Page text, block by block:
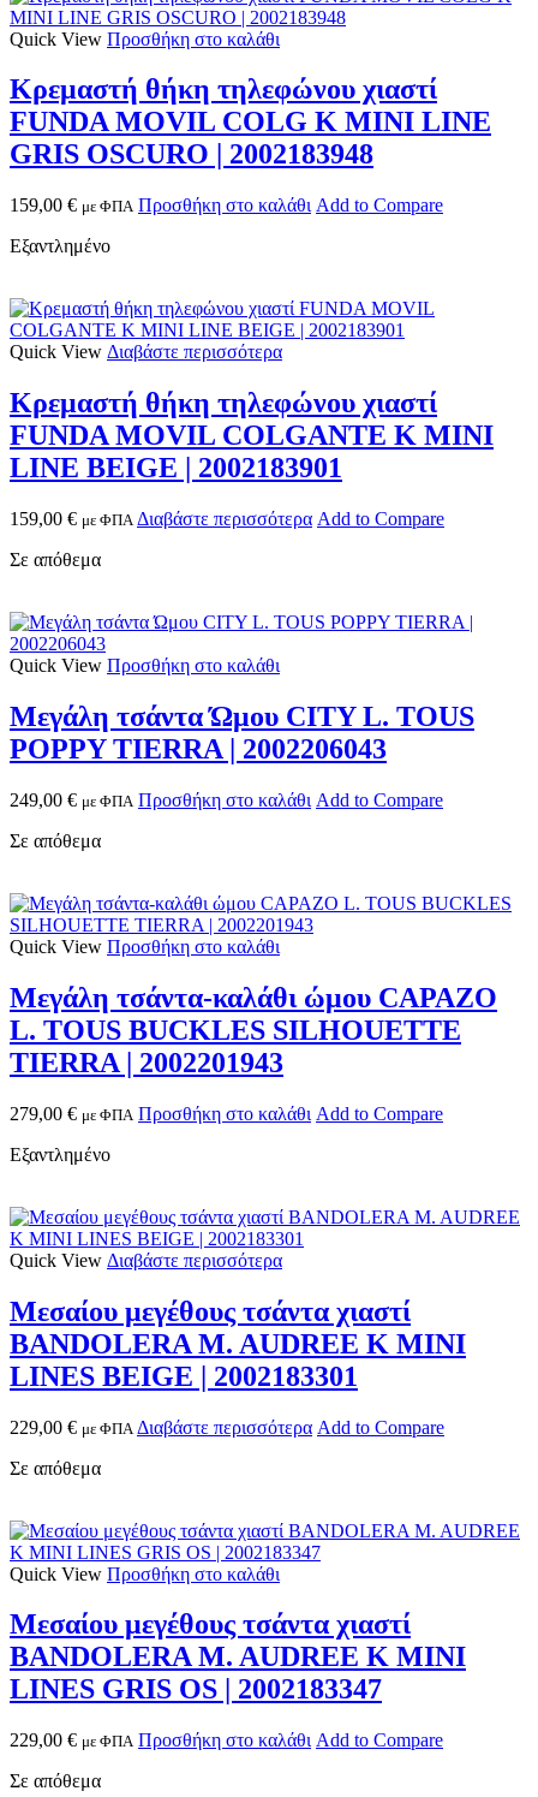
Quick View Προσθήκη στο καλάθι
Κρεμαστή θήκη τηλεφώνου χιαστί
FUNDA MOVIL COLG K MINI LINE
GRIS OSCURO | 2002183948
159,00 € με ΦΠΑ Προσθήκη στο καλάθι Add to Compare
Εξαντλημένο
Quick View Διαβάστε περισσότερα
Κρεμαστή θήκη τηλεφώνου χιαστί
FUNDA MOVIL COLGANTE K MINI
LINE BEIGE | 2002183901
159,00 € με ΦΠΑ Διαβάστε περισσότερα Add to Compare
Σε απόθεμα
Quick View Προσθήκη στο καλάθι
Μεγάλη τσάντα Ώμου CITY L. TOUS
POPPY TIERRA | 2002206043
249,00 € με ΦΠΑ Προσθήκη στο καλάθι Add to Compare
Σε απόθεμα
Quick View Προσθήκη στο καλάθι
Μεγάλη τσάντα-καλάθι ώμου CAPAZO
L. TOUS BUCKLES SILHOUETTE
TIERRA | 2002201943
279,00 € με ΦΠΑ Προσθήκη στο καλάθι Add to Compare
Εξαντλημένο
Quick View Διαβάστε περισσότερα
Μεσαίου μεγέθους τσάντα χιαστί
BANDOLERA M. AUDREE K MINI
LINES BEIGE | 2002183301
229,00 € με ΦΠΑ Διαβάστε περισσότερα Add to Compare
Σε απόθεμα
Quick View Προσθήκη στο καλάθι
Μεσαίου μεγέθους τσάντα χιαστί
BANDOLERA M. AUDREE K MINI
LINES GRIS OS | 2002183347
229,00 € με ΦΠΑ Προσθήκη στο καλάθι Add to Compare
Σε απόθεμα